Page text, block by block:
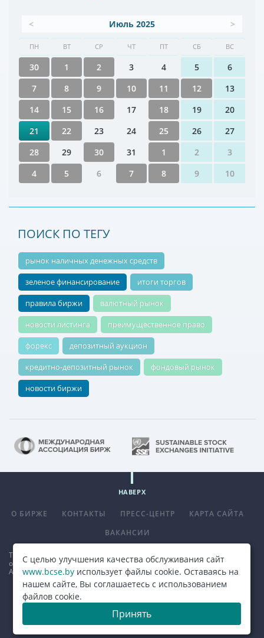
< Июль 2025 >
ПН ВТ СР ЧТ ПТ СБ ВС
30 1 2 3 4 5
6
7
8 9 10 11 12
13
14
15 16 17 18 19
20
21
22 23 24 25 26
27
28
29 30 31 1 2
3
4
5 6 7 8 9 10
ПОИСК ПО ТЕГУ
рынок наличных денежных средств
зеленое финансирование
итоги торгов
правила биржи
валютный рынок
новости листинга
преимущественное право
форекс
депозитный аукцион
кредитно-депозитный рынок
фондовый рынок
новости биржи
О БИРЖЕ КОНТАКТЫ ПРЕСС-ЦЕНТР
КАРТА САЙТА
ВАКАНСИИ
Телефон +375 (17) 390 14 70
. E-mail:
office@bcse.by .
Адрес: 220013 г. Минск ул. Сурганова д. 48а.Карта проезда
© 2026, ОАО "Белорусская валютно-фондовая биржа"
НАВЕРХ
С целью улучшения качества обслуживания сайт
www.bcse.by использует файлы cookie. Оставаясь на
нашем сайте, Вы соглашаетесь с использованием
файлов cookie.
Принять